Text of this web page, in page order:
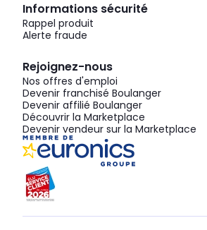
Informations sécurité
Rappel produit
Alerte fraude
Rejoignez-nous
Nos offres d'emploi
Devenir franchisé Boulanger
Devenir affilié Boulanger
Découvrir la Marketplace
Devenir vendeur sur la Marketplace